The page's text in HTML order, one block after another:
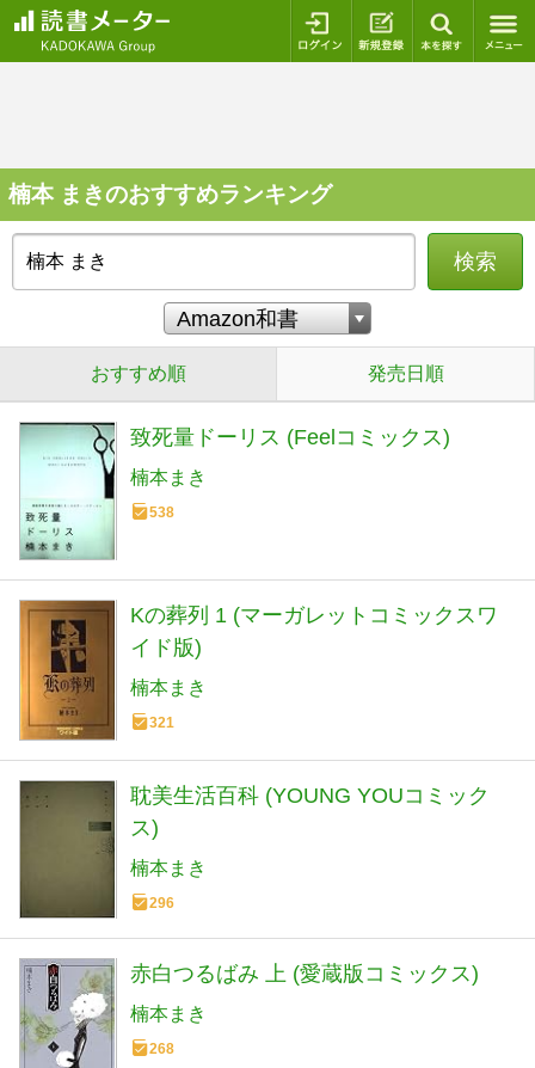
ログイン 新規登録
楠本 まきのおすすめランキング
検索
おすすめ順 発売日順
致死量ドーリス (Feelコミックス)
楠本まき
538
Kの葬列 1 (マーガレットコミックスワ
イド版)
楠本まき
321
耽美生活百科 (YOUNG YOUコミック
ス)
楠本まき
296
赤白つるばみ 上 (愛蔵版コミックス)
楠本まき
268